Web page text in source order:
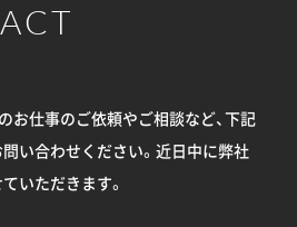
お仕事のご依頼やご相談など、下記
い合わせください。 近日中に弊社
いただきます。